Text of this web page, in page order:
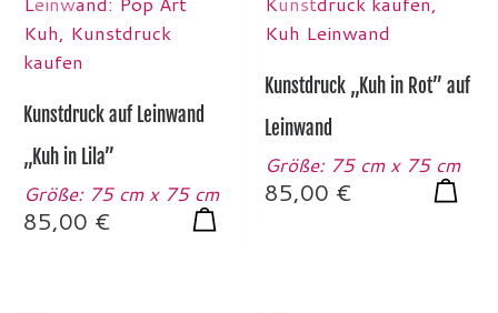
Kunstdruck auf Leinwand
„Kuh in Lila”
Größe: 75 cm x 75 cm
85,00 €
Kunstdruck „Kuh in Rot” auf
Leinwand
Größe: 75 cm x 75 cm
85,00 €